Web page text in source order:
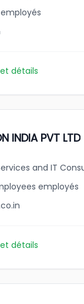
employés
détails
INDIA PVT LTD
and IT
employés
détails